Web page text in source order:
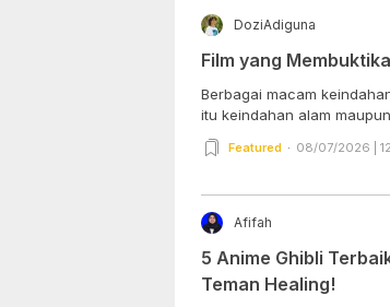
DoziAdiguna
Film yang
Berbagai macam
itu keindahan alam
Featured 08/07/2026 |
Afifah
5 Anime Ghibli
Teman Healing!